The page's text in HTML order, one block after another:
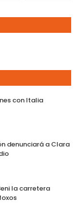
con Italia
denunciará a Clara
la carretera